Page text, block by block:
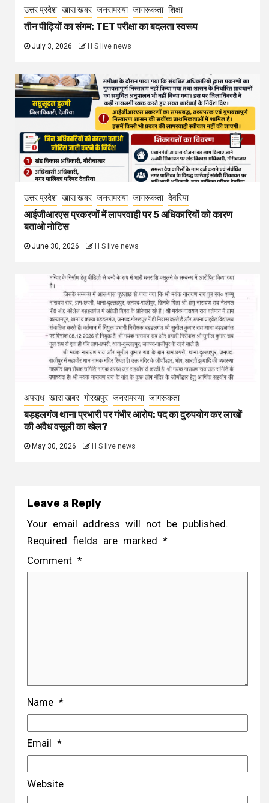
उत्तर प्रदेश खास खबर जनसमस्या जागरूकता शिक्षा
तीन पीढ़ियों का संगम: TET परीक्षा का बदलता स्वरूप
July 3, 2026 H S live news
उत्तर प्रदेश खास खबर जनसमस्या जागरूकता देवरिया
आईजीआरएस प्रकरणों में लापरवाही पर 5 अधिकारियों को कारण
बताओ नोटिस
June 30, 2026 H S live news
अपराध खास खबर गोरखपुर जनसमस्या जागरूकता
बड़हलगंज थाना प्रभारी पर गंभीर आरोप: पद का दुरुपयोग कर लाखों
की अवैध वसूली का खेल?
May 30, 2026 H S live news
Leave a Reply
Your email address will not be published.
Required fields are marked *
Comment *
Name *
Email *
Website